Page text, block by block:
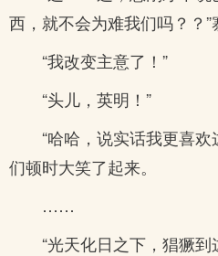
西，就不会为难我们吗？？”
“我改变主意了！”
“头儿，英明！”
“哈哈，说实话我更喜
们顿时大笑了起来。
……
“光天化日之下，猖獗